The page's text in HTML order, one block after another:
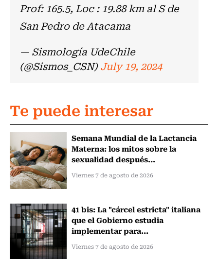
Prof: 165.5, Loc : 19.88 km al S de
San Pedro de Atacama
— Sismología UdeChile
(@Sismos_CSN)July 19, 2024
Te puede interesar
Semana Mundial de la Lactancia
Materna: los mitos sobre la
sexualidad después...
Viernes 7 de agosto de 2026
41 bis: La "cárcel estricta" italiana
que el Gobierno estudia
implementar para...
Viernes 7 de agosto de 2026